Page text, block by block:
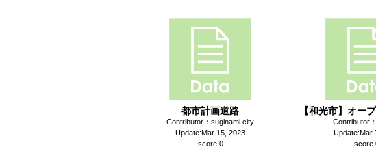
都市計画道路
Contributor：suginami city
Update:Mar 15, 2023
score 0
【和光市】オー
Contributor
Update:Mar
score